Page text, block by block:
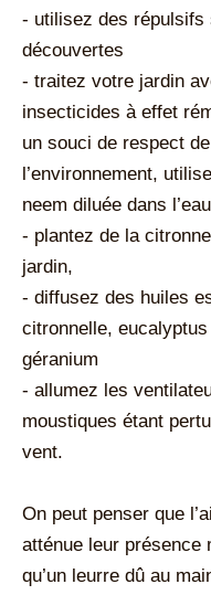
- utilisez des répulsifs
découvertes
- traitez votre jardin
insecticides à effet
un souci de respect de
l’environnement,
neem diluée dans l’eau
- plantez de la
jardin,
- diffusez des huiles
citronnelle,
géranium
- allumez les
moustiques étant
vent.
On peut penser que
atténue leur présence
qu’un leurre dû au